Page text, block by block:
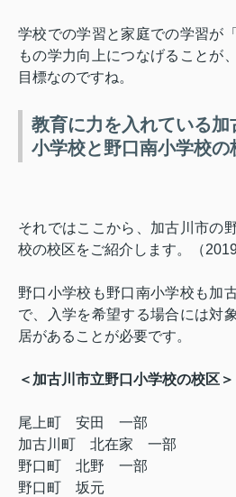
学校での学習と家庭での学習が
もの学力向上につなげることが
目標なのですね。
教育に力を入れている加
小学校と野口南小学校の
それではここから、加古川市の
校の校区をご紹介します。（
野口小学校も野口南小学校も加
で、入学を希望する場合には対
居があることが必要です。
＜加古川市立野口小学校の校区＞
尾上町 安田 一部
加古川町 北在家 一部
野口町 北野 一部
野口町 坂元